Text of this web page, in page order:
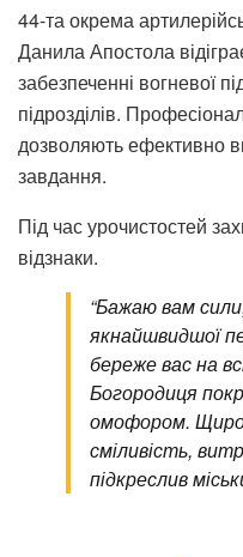
44-та окрема
Данила Апостола
забезпеченні вогневої
підрозділів.
дозволяють ефективно
завдання.
Під час урочистостей
відзнаки.
“Бажаю вам
якнайшвидшої
береже вас на
Богородиця
омофором. Щиро
сміливість,
підкреслив